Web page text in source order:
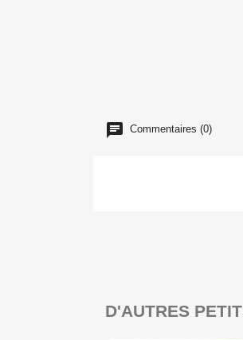
Commentaires (0)
D'AUTRES